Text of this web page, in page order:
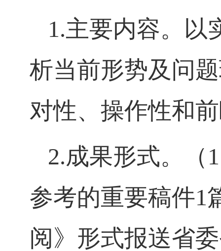
1.主要内容。以
析当前形势及问
对性、操作性和
2.成果形式。（ 1
参考的重要稿件1
阅》形式报送省